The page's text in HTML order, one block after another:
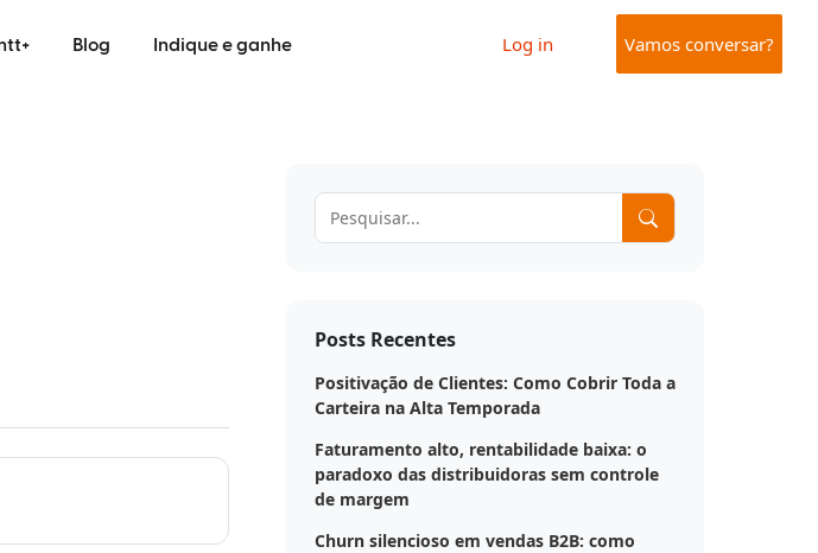
Blog Indique e ganhe Log in Vamos conversar?
Posts Recentes
Positivação de Clientes: Como Cobrir Toda a
Carteira na Alta Temporada
Faturamento alto, rentabilidade baixa: o
paradoxo das distribuidoras sem controle
de margem
Churn silencioso em vendas B2B: como